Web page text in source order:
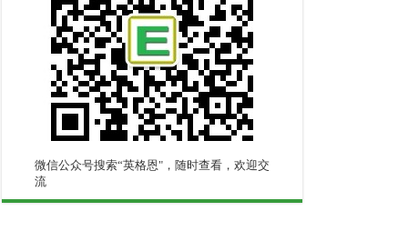
微信公众号搜索“英格恩"，随时查看，欢迎交
流